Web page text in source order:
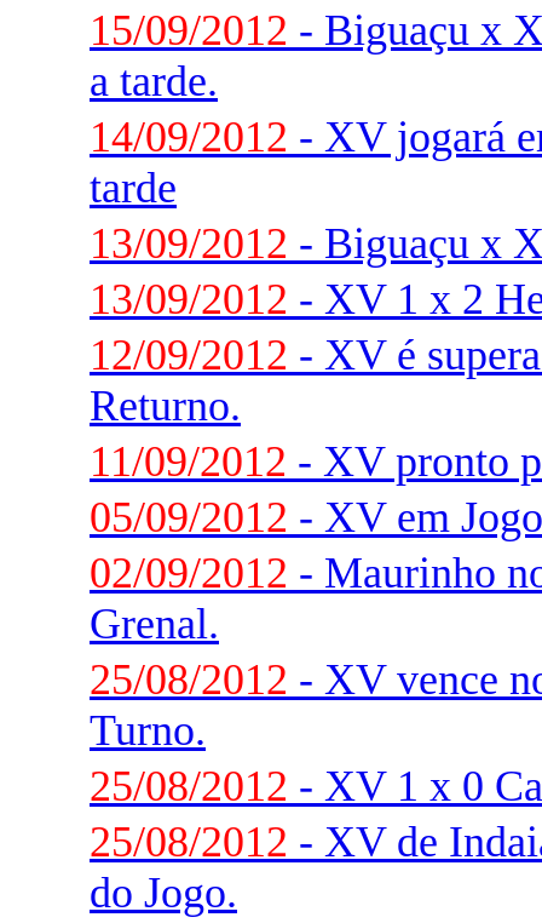
15/09/2012 - Biguaçu x
a tarde.
14/09/2012 - XV jogará
tarde
13/09/2012 - Biguaçu x
13/09/2012 - XV 1 x 2
12/09/2012 - XV é
Returno.
11/09/2012 - XV pronto
05/09/2012 - XV em
02/09/2012 - Maurinho
Grenal.
25/08/2012 - XV vence
Turno.
25/08/2012 - XV 1 x 0
25/08/2012 - XV de
do Jogo.